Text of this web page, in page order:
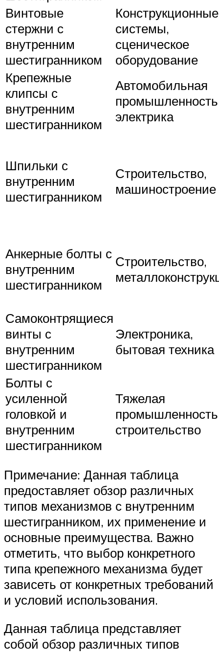
Винтовые
стержни с
внутренним
шестигранником
Конструкционные
системы,
сценическое
оборудование
Крепежные
клипсы с
внутренним
шестигранником
Автомобильная
электрика
Шпильки с
внутренним
шестигранником
Строительство,
машиностроение
Анкерные болты с
внутренним
шестигранником
Строительство,
Самоконтрящиеся
винты с
внутренним
шестигранником
Электроника,
бытовая техника
Болты с
усиленной
головкой и
внутренним
шестигранником
Тяжелая
строительство
Примечание: Данная таблица
предоставляет обзор различных
типов механизмов с внутренним
шестигранником, их применение и
основные преимущества. Важно
отметить, что выбор конкретного
типа крепежного механизма будет
зависеть от конкретных требований
и условий использования.
Данная таблица представляет
собой обзор различных типов